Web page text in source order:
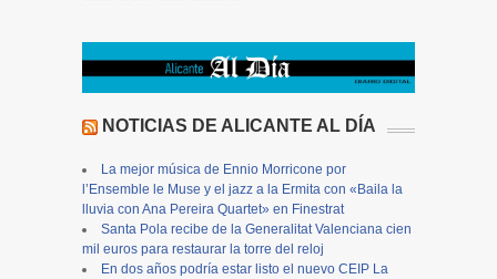
NOTICIAS DE ALICANTE AL DÍA
La mejor música de Ennio Morricone por
l’Ensemble le Muse y el jazz a la Ermita con «Baila la
lluvia con Ana Pereira Quartet» en Finestrat
Santa Pola recibe de la Generalitat Valenciana cien
mil euros para restaurar la torre del reloj
En dos años podría estar listo el nuevo CEIP La